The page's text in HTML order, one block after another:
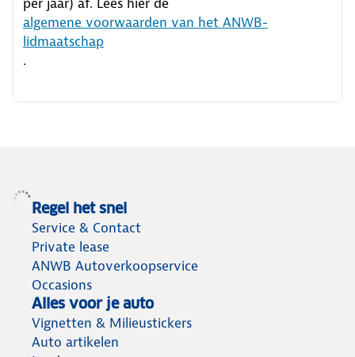
algemene voorwaarden van het ANWB-
lidmaatschap
.
Regel het snel
Service & Contact
Private lease
ANWB Autoverkoopservice
Occasions
Alles voor je auto
Vignetten & Milieustickers
Auto artikelen